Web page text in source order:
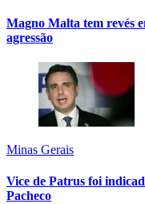
Magno Malta tem revés
agressão
Minas Gerais
Vice de Patrus foi
Pacheco